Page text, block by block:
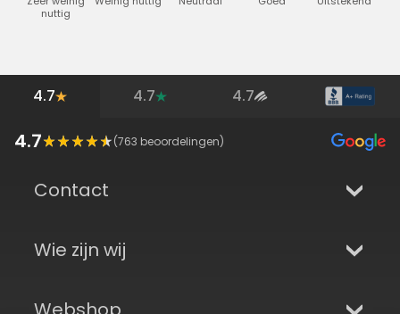
nuttig
4.7 4.7 4.7
4.7 (763 beoordelingen)
Contact
Wie zijn wij